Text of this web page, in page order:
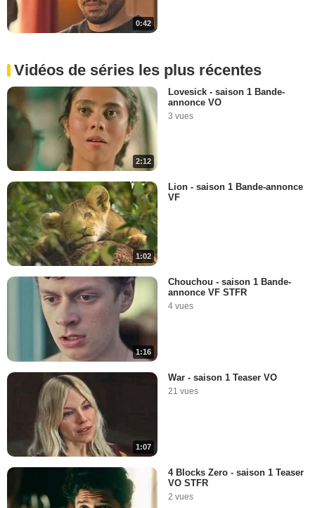
0:42
Vidéos de séries les plus récentes
2:12
Lovesick - saison 1 Bande-
annonce VO
3 vues
1:02
Lion - saison 1 Bande-annonce
VF
1:16
Chouchou - saison 1 Bande-
annonce VF STFR
4 vues
1:07
War - saison 1 Teaser VO
21 vues
4 Blocks Zero - saison 1 Teaser
VO STFR
2 vues